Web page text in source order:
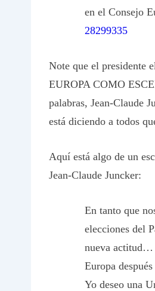
en el Consejo
28299335
Note que el presidente
EUROPA COMO
palabras, Jean-Claude
está diciendo a todos
Aquí está algo de un
Jean-Claude Juncker:
En tanto que
elecciones del
nueva actitud…
Europa
Yo deseo una